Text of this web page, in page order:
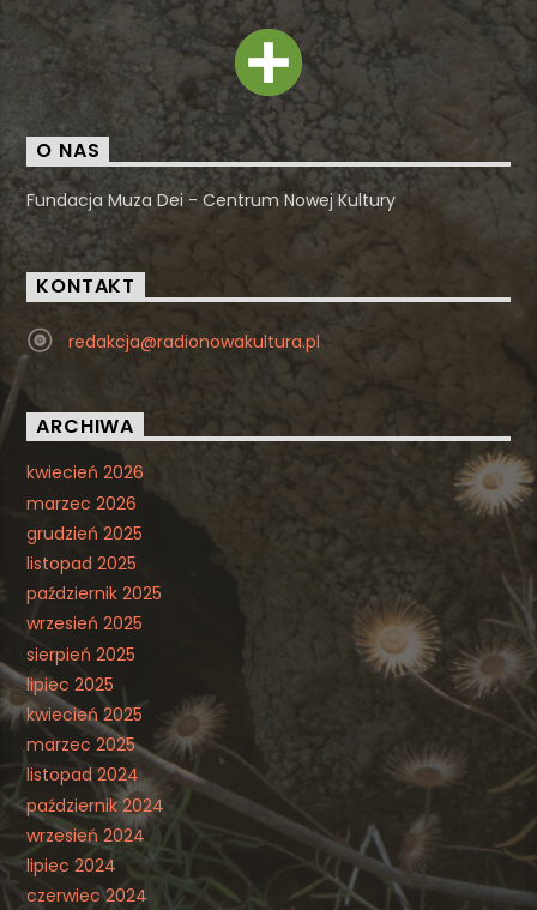
O NAS
Fundacja Muza Dei - Centrum Nowej Kultury
KONTAKT
redakcja@radionowakultura.pl
ARCHIWA
kwiecień 2026
marzec 2026
grudzień 2025
listopad 2025
październik 2025
wrzesień 2025
sierpień 2025
lipiec 2025
kwiecień 2025
marzec 2025
listopad 2024
październik 2024
wrzesień 2024
lipiec 2024
czerwiec 2024